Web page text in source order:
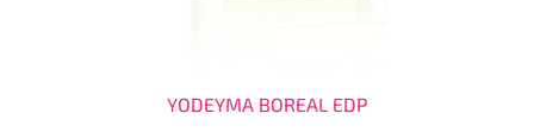
YODEYMA BOREAL EDP